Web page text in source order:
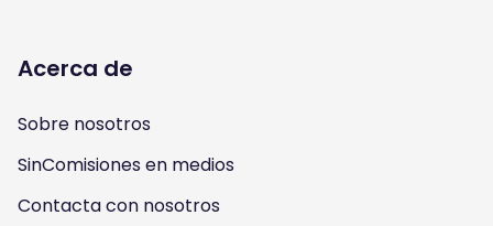
l
l
o
w
l
o
w
l
o
w
l
o
w
Acerca de
Sobre nosotros
SinComisiones en medios
Contacta con nosotros